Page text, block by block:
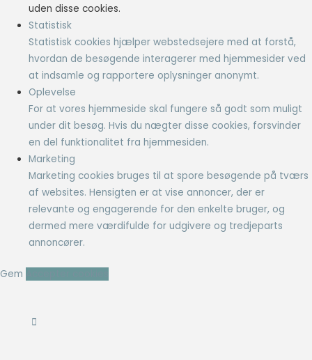
uden disse cookies.
Statistisk
Statistisk cookies hjælper webstedsejere med at forstå,
hvordan de besøgende interagerer med hjemmesider ved
at indsamle og rapportere oplysninger anonymt.
Oplevelse
For at vores hjemmeside skal fungere så godt som muligt
under dit besøg. Hvis du nægter disse cookies, forsvinder
en del funktionalitet fra hjemmesiden.
Marketing
Marketing cookies bruges til at spore besøgende på tværs
af websites. Hensigten er at vise annoncer, der er
relevante og engagerende for den enkelte bruger, og
dermed mere værdifulde for udgivere og tredjeparts
annoncører.
Gem